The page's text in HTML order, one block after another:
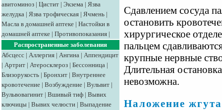
авитоминоз | Цистит | Экзема | Язва
желудка | Язва трофическая | Ячмень |
Масла в домашней аптеке | Настойки в
домашней аптеке | Противопоказания |
Распространенные заболевания
Абсцесс | Аллергия | Ангина | Аппендицит
| Артрит | Атеросклероз | Бессонница |
Близорукость | Бронхит | Внутреннее
кровотечение | Возбуждение | Вульвит |
Вульвовагинит | Вшивый тиф | Вывих
ключицы | Вывих челюсти | Выпадение
Сдавлением сосуда
остановить
хирургическое
пальцем
крупные нервные
Длительная
невозможна.
Наложение жгута